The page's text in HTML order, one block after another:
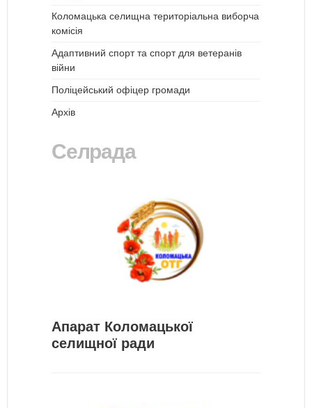
Коломацька селищна територіальна виборча
комісія
Адаптивний спорт та спорт для ветеранів
війни
Поліцейський офіцер громади
Архів
Селрада
Апарат Коломацької
селищної ради